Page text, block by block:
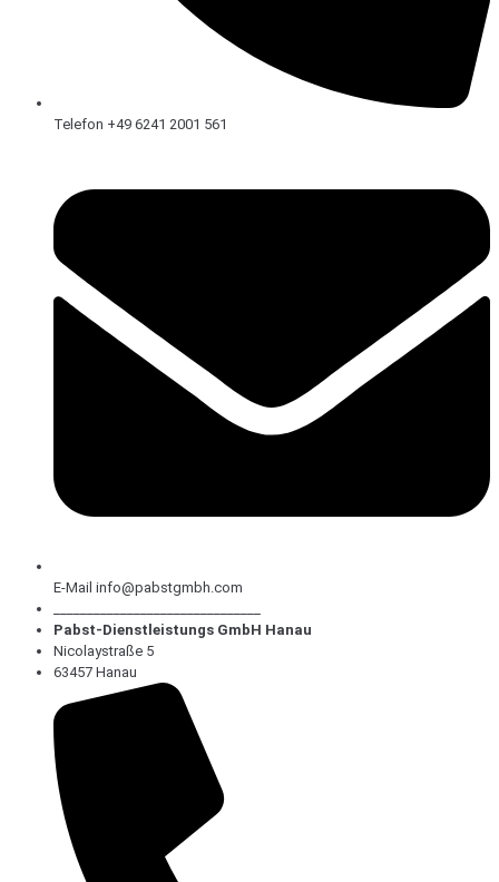
Telefon +49 6241 2001 561
E-Mail info@pabstgmbh.com
Pabst-Dienstleistungs GmbH Hanau
Nicolaystraße 5
63457 Hanau